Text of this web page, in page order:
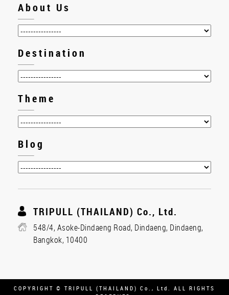
About Us
Destination
Theme
Blog
TRIPULL (THAILAND) Co., Ltd.
548/4, Asoke-Dindaeng Road, Dindaeng, Dindaeng,
Bangkok, 10400
COPYRIGHT © TRIPULL (THAILAND) Co., Ltd. ALL RIGHTS